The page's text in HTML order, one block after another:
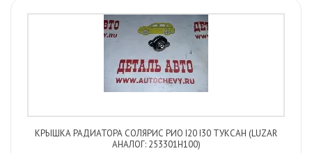
КРЫШКА РАДИАТОРА СОЛЯРИС РИО I20 I30 ТУКСАН (LUZAR
АНАЛОГ: 253301H100)